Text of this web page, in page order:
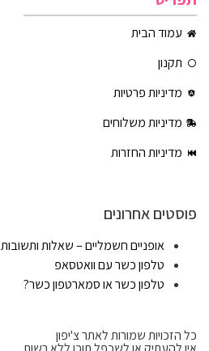
עמוד הבית
תקנון
מדיניות פרטיות
מדיניות משלוחים
מדיניות החזרות
פוסטים אחרונים
אופניים חשמליים – שאלות ותשובות
טלפון כשר עם וואטסאפ
טלפון כשר או סמארטפון כשר?
כל הזכויות שמורות לאתר צ'יפון